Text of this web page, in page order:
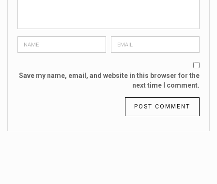
Save my name, email, and website in this browser for the
next time I comment.